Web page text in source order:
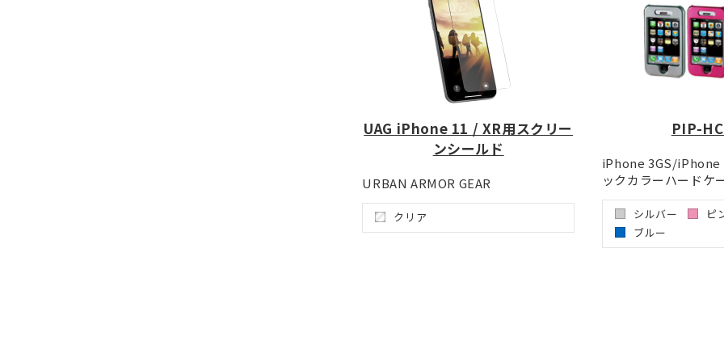
UAG iPhone 11 / XR用スクリー
ンシールド
URBAN ARMOR GEAR
クリア
PIP-
iPhone 3GS/iPhone
ックカラーハードケ
シルバー
ピ
ブルー